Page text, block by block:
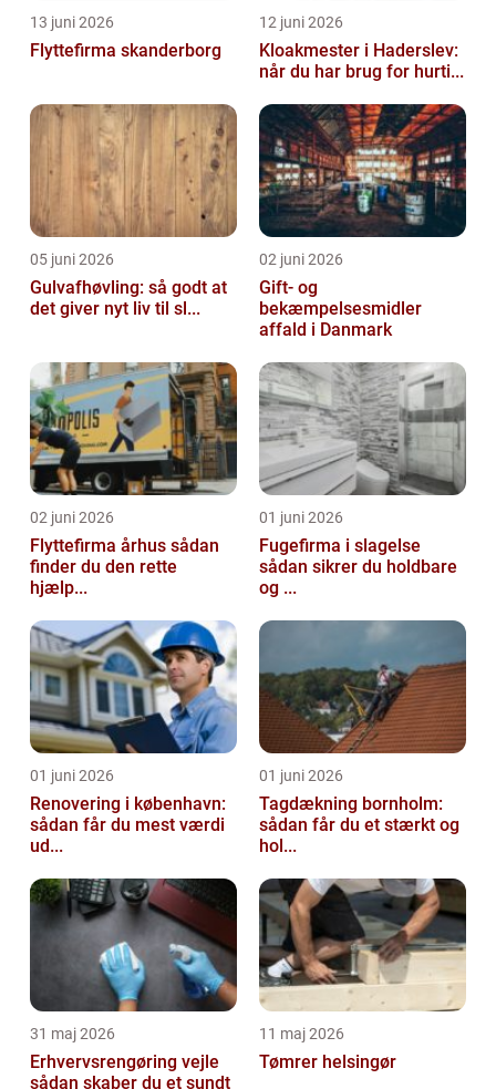
13 juni 2026
Flyttefirma skanderborg
12 juni 2026
Kloakmester i Haderslev:
når du har brug for hurti...
05 juni 2026
Gulvafhøvling: så godt at
det giver nyt liv til sl...
02 juni 2026
Gift- og
bekæmpelsesmidler
affald i Danmark
02 juni 2026
Flyttefirma århus sådan
finder du den rette
hjælp...
01 juni 2026
Fugefirma i slagelse
sådan sikrer du holdbare
og ...
01 juni 2026
Renovering i københavn:
sådan får du mest værdi
ud...
01 juni 2026
Tagdækning bornholm:
sådan får du et stærkt og
hol...
31 maj 2026
Erhvervsrengøring vejle
sådan skaber du et sundt
11 maj 2026
Tømrer helsingør